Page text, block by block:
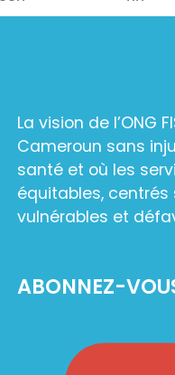
La vision de l’ONG
Cameroun sans
santé et où les
équitables, centrés
vulnérables et
ABONNEZ-